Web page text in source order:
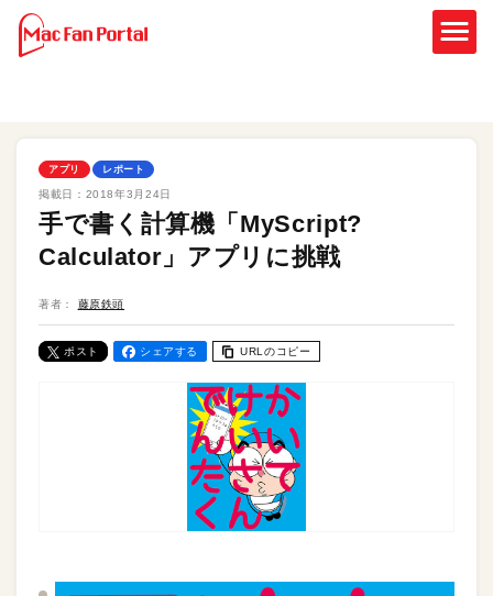
アプリ レポート
掲載日： 2018年3月24日
手で書く計算機「MyScript?
Calculator」アプリに挑戦
著者： 藤原鉄頭
ポスト シェアする URLのコピー